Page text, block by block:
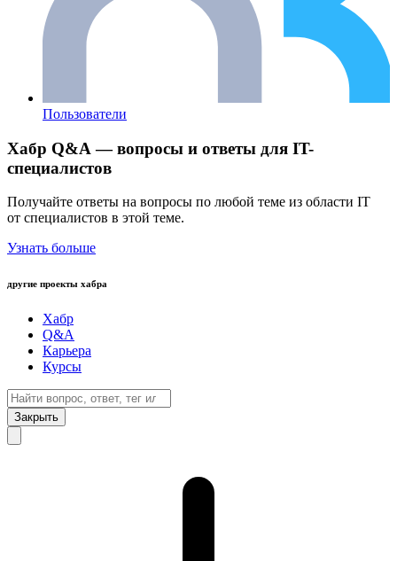
Пользователи
Хабр Q&A — вопросы и ответы для IT-
специалистов
Получайте ответы на вопросы по любой теме из области IT
от специалистов в этой теме.
Узнать больше
другие проекты хабра
Хабр
Q&A
Карьера
Курсы
Закрыть